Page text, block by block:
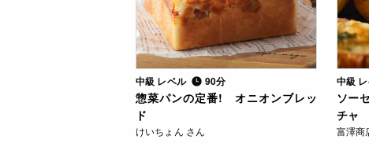
中級 レベル 90分
惣菜パンの定番! オニオンブレッ
ド
けいちょん さん
中級
ソー
チャ
富澤商